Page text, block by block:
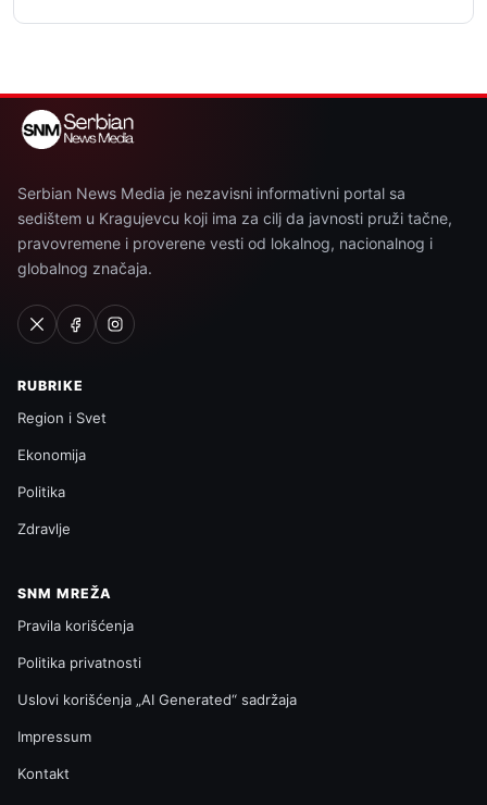
Serbian News Media je nezavisni informativni portal sa
sedištem u Kragujevcu koji ima za cilj da javnosti pruži tačne,
pravovremene i proverene vesti od lokalnog, nacionalnog i
globalnog značaja.
RUBRIKE
Region i Svet
Ekonomija
Politika
Zdravlje
SNM MREŽA
Pravila korišćenja
Politika privatnosti
Uslovi korišćenja „AI Generated“ sadržaja
Impressum
Kontakt